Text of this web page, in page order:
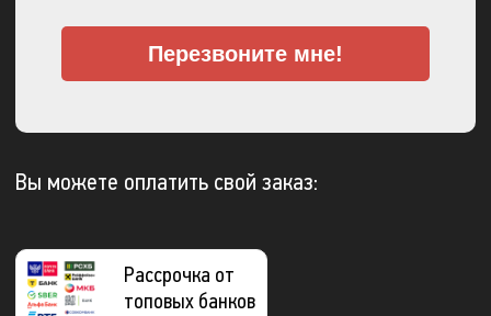
Перезвоните мне!
Вы можете оплатить свой заказ:
Рассрочка от
топовых банков